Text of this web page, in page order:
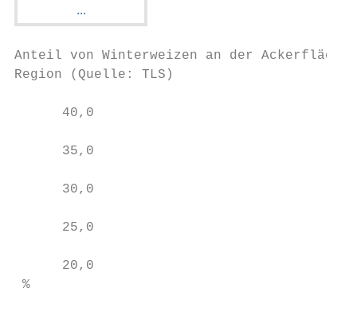
Anteil von Winterweizen an der
Region (Quelle: TLS)
      40,0
      35,0
      30,0
      25,0
      20,0
%